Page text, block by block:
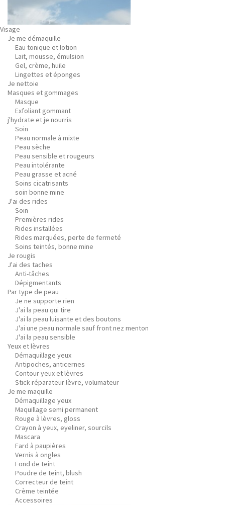
Visage
Je me démaquille
Eau tonique et lotion
Lait, mousse, émulsion
Gel, crème, huile
Lingettes et éponges
Je nettoie
Masques et gommages
Masque
Exfoliant gommant
j'hydrate et je nourris
Soin
Peau normale à mixte
Peau sèche
Peau sensible et rougeurs
Peau intolérante
Peau grasse et acné
Soins cicatrisants
soin bonne mine
J'ai des rides
Soin
Premières rides
Rides installées
Rides marquées, perte de fermeté
Soins teintés, bonne mine
Je rougis
J'ai des taches
Anti-tâches
Dépigmentants
Par type de peau
Je ne supporte rien
J'ai la peau qui tire
J'ai la peau luisante et des boutons
J'ai une peau normale sauf front nez menton
J'ai la peau sensible
Yeux et lèvres
Démaquillage yeux
Antipoches, anticernes
Contour yeux et lèvres
Stick réparateur lèvre, volumateur
Je me maquille
Démaquillage yeux
Maquillage semi permanent
Rouge à lèvres, gloss
Crayon à yeux, eyeliner, sourcils
Mascara
Fard à paupières
Vernis à ongles
Fond de teint
Poudre de teint, blush
Correcteur de teint
Crème teintée
Accessoires